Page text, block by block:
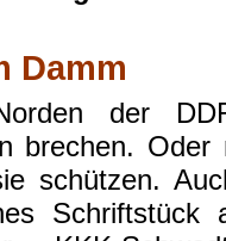
Damm
der
brechen. Oder
schützen.